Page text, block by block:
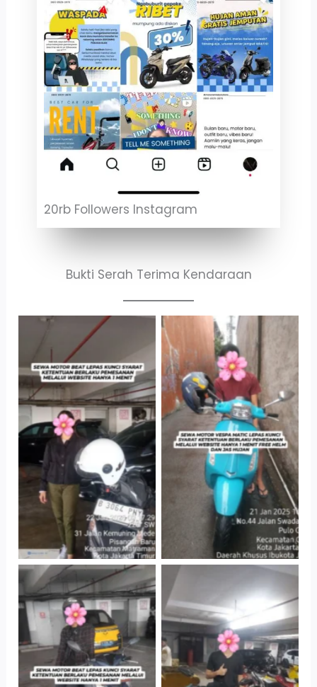
20rb Followers Instagram
Bukti Serah Terima Kendaraan
Cityplaza
Jatinegara Gedung
Parkir P6A
Antar Jemput
Kendaraan
Cityplaza
Cityplaza